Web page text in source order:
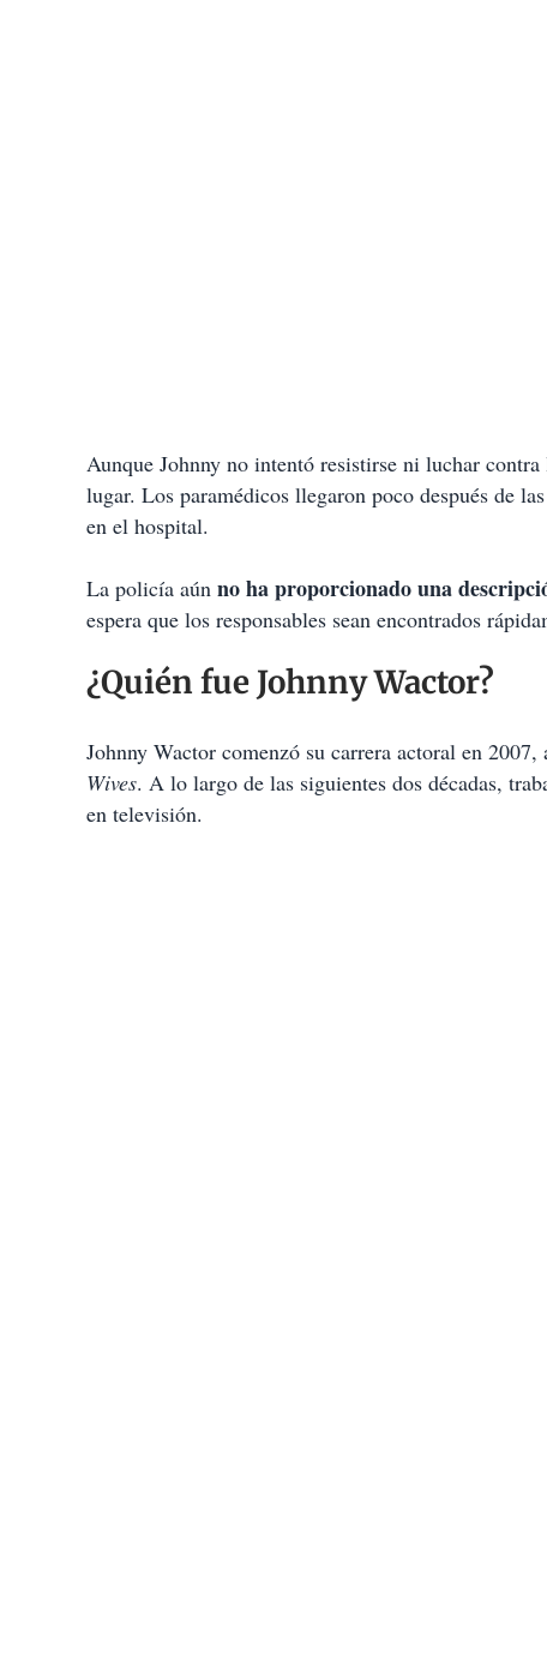
Aunque Johnny no intentó resistirse ni luchar
lugar. Los paramédicos llegaron poco después de
en el hospital.
La policía aún no ha proporcionado una
espera que los responsables sean encontrados
¿Quién fue Johnny Wactor?
Johnny Wactor comenzó su carrera actoral en
Wives. A lo largo de las siguientes dos décadas,
en televisión.